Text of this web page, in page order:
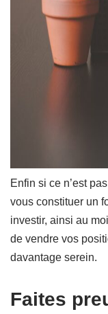
Enfin si ce n’est
vous constituer un
investir, ainsi au
de vendre vos
davantage serein.
Faites